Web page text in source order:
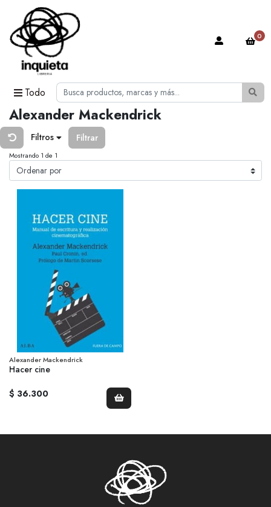
Todo
0
Alexander Mackendrick
Filtros Filtrar
Mostrando 1 de 1
Alexander Mackendrick
Hacer cine
$ 36.300